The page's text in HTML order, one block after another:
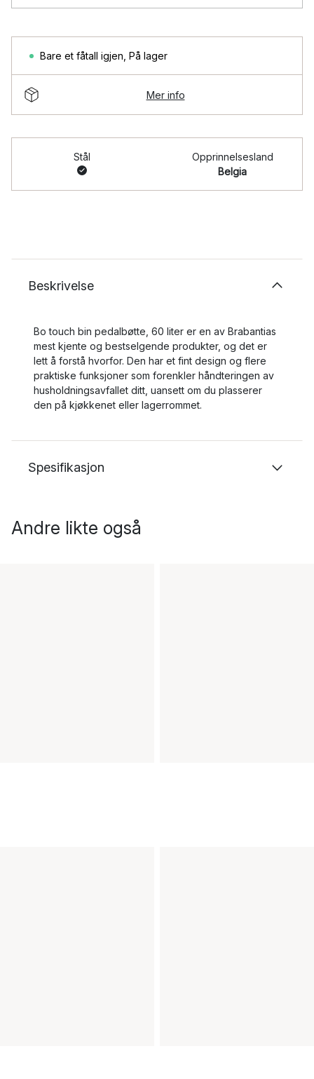
Bare et fåtall igjen På lager
Mer info
Stål
Opprinnelsesland
Belgia
Beskrivelse
Bo touch bin pedalbøtte, 60 liter er en av Brabantias
mest kjente og bestselgende produkter, og det er
lett å forstå hvorfor. Den har et fint design og flere
praktiske funksjoner som forenkler håndteringen av
husholdningsavfallet ditt, uansett om du plasserer
den på kjøkkenet eller lagerrommet.
Spesifikasjon
Andre likte også